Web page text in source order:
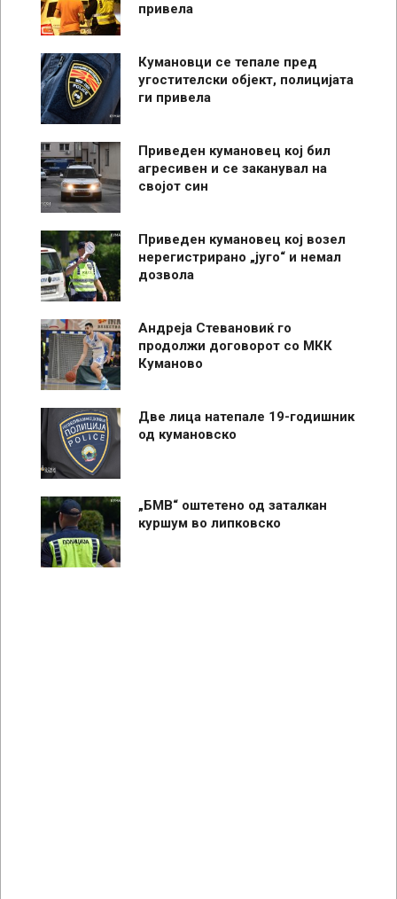
привела
Кумановци се тепале пред
угостителски објект, полицијата
ги привела
Приведен кумановец кој бил
агресивен и се заканувал на
својот син
Приведен кумановец кој возел
нерегистрирано „југо“ и немал
дозвола
Андреја Стевановиќ го
продолжи договорот со МКК
Куманово
Две лица натепале 19-годишник
од кумановско
„БМВ“ оштетено од заталкан
куршум во липковско